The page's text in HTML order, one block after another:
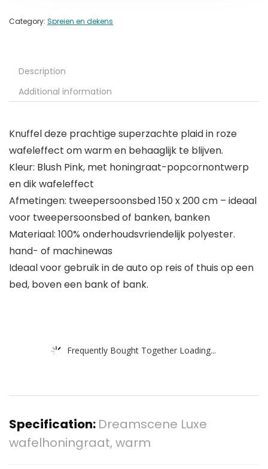
Category: Spreien en dekens
Description
Additional information
Knuffel deze prachtige superzachte plaid in roze
wafeleffect om warm en behaaglijk te blijven.
Kleur: Blush Pink, met honingraat-popcornontwerp
en dik wafeleffect
Afmetingen: tweepersoonsbed 150 x 200 cm – ideaal
voor tweepersoonsbed of banken, banken
Materiaal: 100% onderhoudsvriendelijk polyester.
hand- of machinewas
Ideaal voor gebruik in de auto op reis of thuis op een
bed, boven een bank of bank.
Frequently Bought Together Loading...
Specification: Dreamscene Luxe
wafelhoningraat, warm